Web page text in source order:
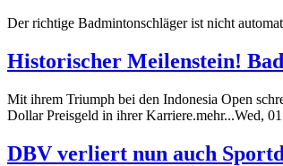
Der richtige Badmintonschläger ist nicht
Historischer Meilenstein!
Mit ihrem Triumph bei den Indonesia Open
Dollar Preisgeld in ihrer Karriere.mehr...Wed,
DBV verliert nun auch